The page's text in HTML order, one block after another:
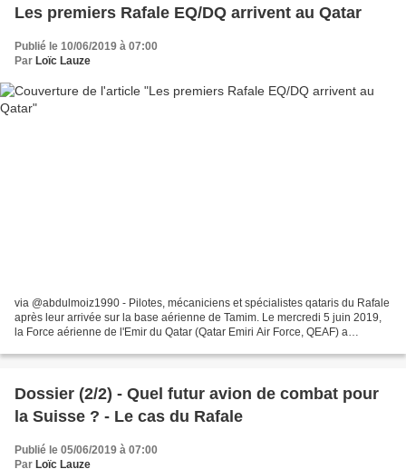
Les premiers Rafale EQ/DQ arrivent au Qatar
Publié le 10/06/2019 à 07:00
Par Loïc Lauze
via @abdulmoiz1990 - Pilotes, mécaniciens et spécialistes qataris du Rafale
après leur arrivée sur la base aérienne de Tamim. Le mercredi 5 juin 2019,
la Force aérienne de l'Emir du Qatar (Qatar Emiri Air Force, QEAF) a
Dossier (2/2) - Quel futur avion de combat pour
la Suisse ? - Le cas du Rafale
Publié le 05/06/2019 à 07:00
Par Loïc Lauze